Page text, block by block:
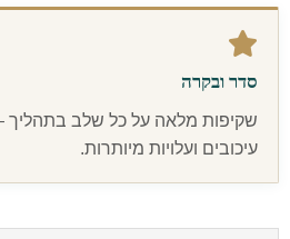
סדר ובקרה
שקיפות מלאה על כל שלב
עיכובים ועלויות מיותרות.